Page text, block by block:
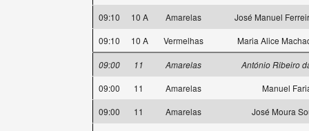
09:10
10 A Amarelas
José Manuel
09:10
10 A Vermelhas Maria Alice
09:00 11 Amarelas
António Ribeiro
09:00
11 Amarelas
Manuel
09:00
11 Amarelas
José Moura